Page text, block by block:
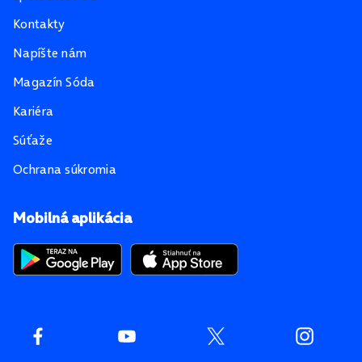
Mobilná aplikácia
Kontakty
Napíšte nám
Magazín Sóda
Kariéra
Súťaže
Ochrana súkromia